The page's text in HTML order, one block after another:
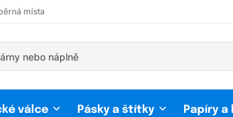
místa
válce Pásky a štítky Papíry a